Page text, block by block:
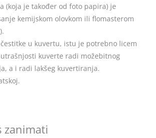
(koja je također od foto papira) je
kemijskom olovkom ili flomasterom
u kuvertu, istu je potrebno licem
kuverte radi možebitnog
a i radi lakšeg kuvertiranja.
zanimati